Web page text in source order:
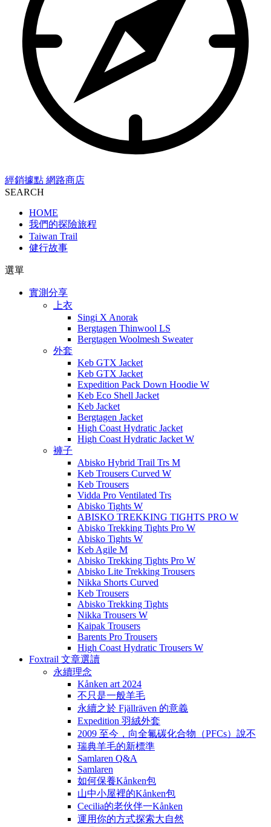
經銷據點 網路商店
SEARCH
HOME
我們的探險旅程
Taiwan Trail
健行故事
選單
實測分享
上衣
Singi X Anorak
Bergtagen Thinwool LS
Bergtagen Woolmesh Sweater
外套
Keb GTX Jacket
Keb GTX Jacket
Expedition Pack Down Hoodie W
Keb Eco Shell Jacket
Keb Jacket
Bergtagen Jacket
High Coast Hydratic Jacket
High Coast Hydratic Jacket W
褲子
Abisko Hybrid Trail Trs M
Keb Trousers Curved W
Keb Trousers
Vidda Pro Ventilated Trs
Abisko Tights W
ABISKO TREKKING TIGHTS PRO W
Abisko Trekking Tights Pro W
Abisko Tights W
Keb Agile M
Abisko Trekking Tights Pro W
Abisko Lite Trekking Trousers
Nikka Shorts Curved
Keb Trousers
Abisko Trekking Tights
Nikka Trousers W
Kaipak Trousers
Barents Pro Trousers
High Coast Hydratic Trousers W
Foxtrail 文章選讀
永續理念
Kånken art 2024
不只是一般羊毛
永續之於 Fjällräven 的意義
Expedition 羽絨外套
2009 至今，向全氟碳化合物（PFCs）說不
瑞典羊毛的新標準
Samlaren Q&A
Samlaren
如何保養Kånken包
山中小屋裡的Kånken包
Cecilia的老伙伴一Kånken
運用你的方式探索大自然